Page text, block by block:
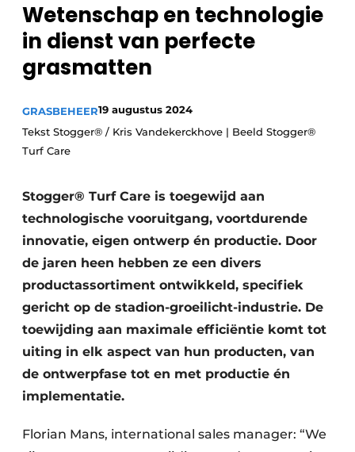
Wetenschap en technologie
in dienst van perfecte
grasmatten
GRASBEHEER19 augustus 2024
Tekst Stogger® / Kris Vandekerckhove | Beeld Stogger®
Turf Care
Stogger® Turf Care is toegewijd aan
technologische vooruitgang, voortdurende
innovatie, eigen ontwerp én productie. Door
de jaren heen hebben ze een divers
productassortiment ontwikkeld, specifiek
gericht op de stadion-groeilicht-industrie. De
toewijding aan maximale efficiëntie komt tot
uiting in elk aspect van hun producten, van
de ontwerpfase tot en met productie én
implementatie.
Florian Mans, international sales manager: “We